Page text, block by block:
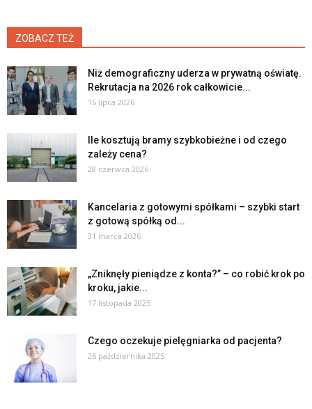
ZOBACZ TEŻ
Niż demograficzny uderza w prywatną oświatę.
Rekrutacja na 2026 rok całkowicie...
16 lipca 2026
Ile kosztują bramy szybkobieżne i od czego
zależy cena?
28 czerwca 2026
Kancelaria z gotowymi spółkami – szybki start
z gotową spółką od...
31 marca 2026
„Zniknęły pieniądze z konta?” – co robić krok po
kroku, jakie...
17 listopada 2025
Czego oczekuje pielęgniarka od pacjenta?
26 października 2025